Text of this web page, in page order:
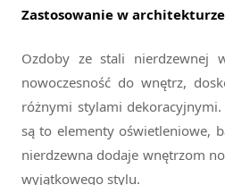
Zastosowanie w
Ozdoby ze stali nierdzewnej
nowoczesność do wnętrz,
różnymi stylami
są to elementy oświetleniowe,
nierdzewna dodaje wnętrzom
wyjątkowego stylu.